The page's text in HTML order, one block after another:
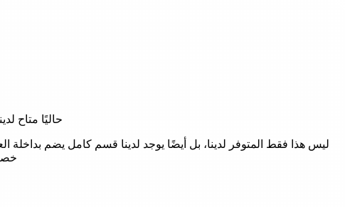
حاليًا متاح
ليس هذا فقط المتوفر لدينا، بل أيضًا يوجد لدينا قسم كامل يضم بداخلة